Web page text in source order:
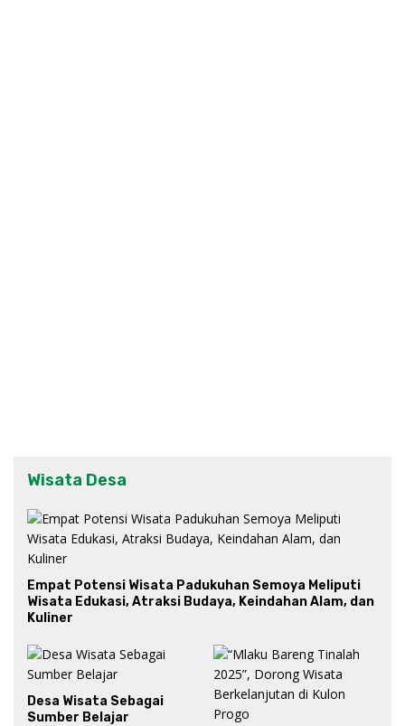
Wisata Desa
Empat Potensi Wisata Padukuhan Semoya Meliputi
Wisata Edukasi, Atraksi Budaya, Keindahan Alam, dan
Kuliner
Desa Wisata Sebagai
Sumber Belajar